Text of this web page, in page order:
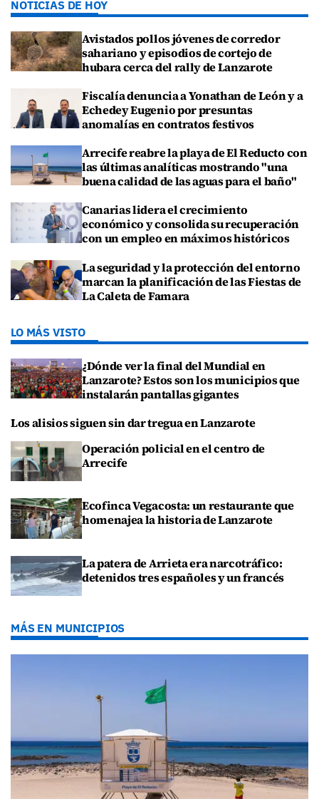
NOTICIAS DE HOY
Avistados pollos jóvenes de corredor
sahariano y episodios de cortejo de
hubara cerca del rally de Lanzarote
Fiscalía denuncia a Yonathan de León y a
Echedey Eugenio por presuntas
anomalías en contratos festivos
Arrecife reabre la playa de El Reducto con
las últimas analíticas mostrando "una
buena calidad de las aguas para el baño"
Canarias lidera el crecimiento
económico y consolida su recuperación
con un empleo en máximos históricos
La seguridad y la protección del entorno
marcan la planificación de las Fiestas de
La Caleta de Famara
LO MÁS VISTO
¿Dónde ver la final del Mundial en
Lanzarote? Estos son los municipios que
instalarán pantallas gigantes
Los alisios siguen sin dar tregua en Lanzarote
Operación policial en el centro de
Arrecife
Ecofinca Vegacosta: un restaurante que
homenajea la historia de Lanzarote
La patera de Arrieta era narcotráfico:
detenidos tres españoles y un francés
MÁS EN MUNICIPIOS